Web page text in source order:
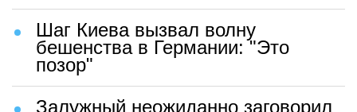
Шаг Киева вызвал волну
бешенства в Германии: "Это
позор"
Залужный неожиданно заговорил